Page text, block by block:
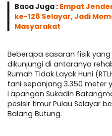
Baca Juga : Empat
ke-128 Selayar, Jadi
Masyarakat
Beberapa sasaran fisik
dikunjungi di antaranya
Rumah Tidak Layak Huni
tani sepanjang 3.350 meter
Lapangan Sukadin
pesisir timur Pulau Selayar
Balang Butung.